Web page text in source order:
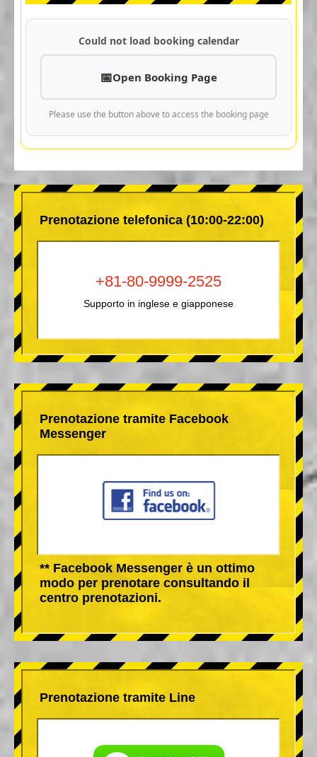
Could not load booking calendar
Open Booking Page
Please use the button above to access the booking page
Prenotazione telefonica (10:00-22:00)
+81-80-9999-2525
Supporto in inglese e giapponese
Prenotazione tramite Facebook
Messenger
** Facebook Messenger è un ottimo
modo per prenotare consultando il
centro prenotazioni.
Prenotazione tramite Line